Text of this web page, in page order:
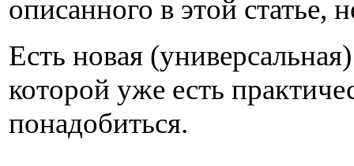
описанного в этой статье,
Есть новая
которой уже есть
понадобиться.